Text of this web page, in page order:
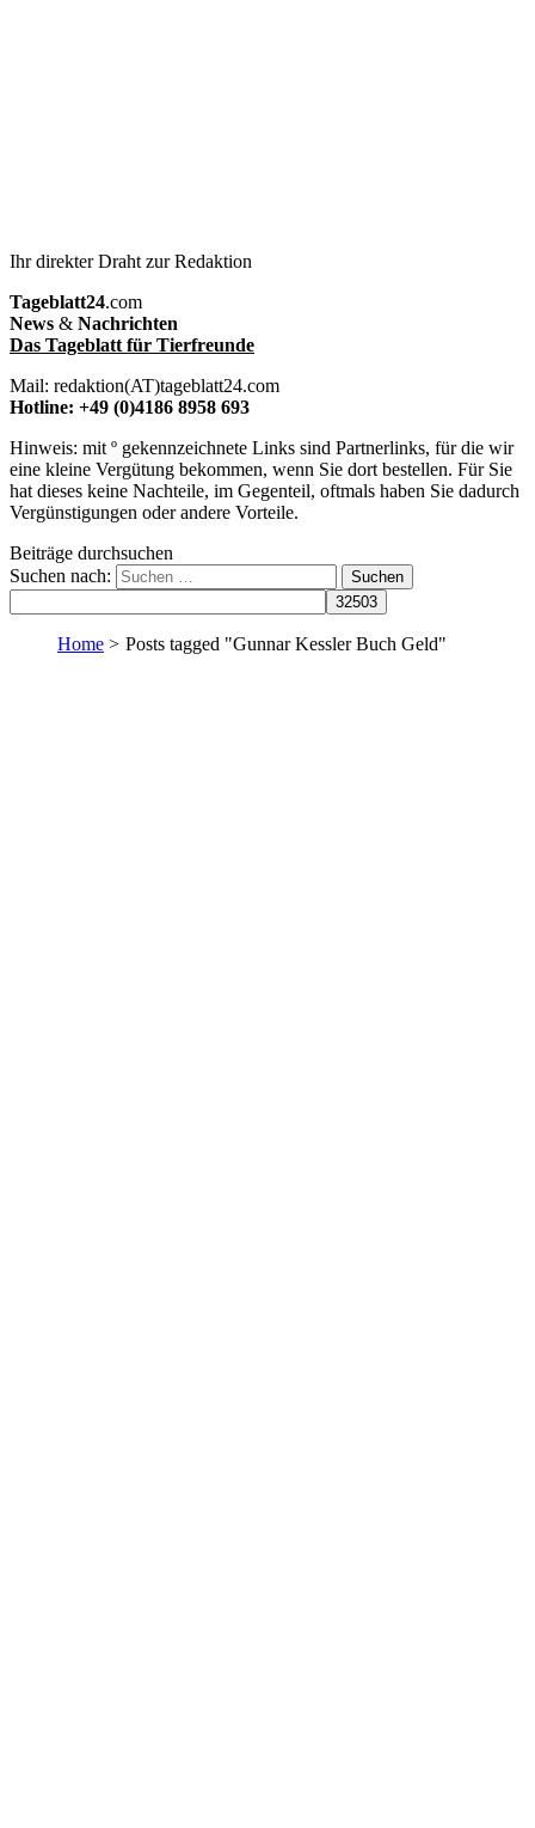
Ihr direkter Draht zur Redaktion
Tageblatt24.com
News & Nachrichten
Das Tageblatt für Tierfreunde
Mail: redaktion(AT)tageblatt24.com
Hotline: +49 (0)4186 8958 693
Hinweis: mit º gekennzeichnete Links sind Partnerlinks, für die wir
eine kleine Vergütung bekommen, wenn Sie dort bestellen. Für Sie
hat dieses keine Nachteile, im Gegenteil, oftmals haben Sie dadurch
Vergünstigungen oder andere Vorteile.
Beiträge durchsuchen
Suchen nach:
Home > Posts tagged "Gunnar Kessler Buch Geld"